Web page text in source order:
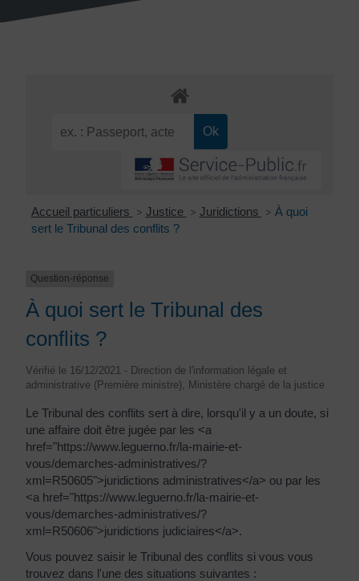
Accueil particuliers > Justice > Juridictions > À quoi
sert le Tribunal des conflits ?
Question-réponse
À quoi sert le Tribunal des
conflits ?
Vérifié le 16/12/2021 - Direction de l'information légale et
administrative (Première ministre), Ministère chargé de la justice
Le Tribunal des conflits sert à dire, lorsqu'il y a un doute, si
une affaire doit être jugée par les <a
href="https://www.leguerno.fr/la-mairie-et-
vous/demarches-administratives/?
xml=R50605">juridictions administratives</a> ou par les
<a href="https://www.leguerno.fr/la-mairie-et-
vous/demarches-administratives/?
xml=R50606">juridictions judiciaires</a>.
Vous pouvez saisir le Tribunal des conflits si vous vous
trouvez dans l'une des situations suivantes :